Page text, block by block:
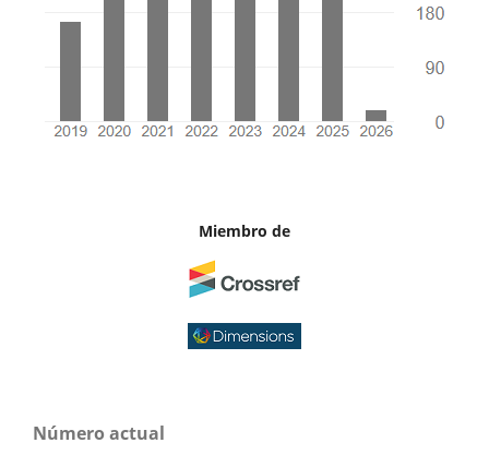
Miembro de
Número actual